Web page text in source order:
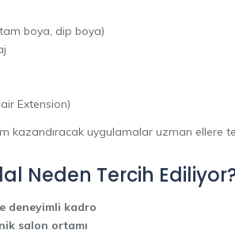
boya, dip boya)
Extension)
kazandıracak uygulamalar uzman ellere
Neden Tercih
deneyimli kadro
salon ortamı